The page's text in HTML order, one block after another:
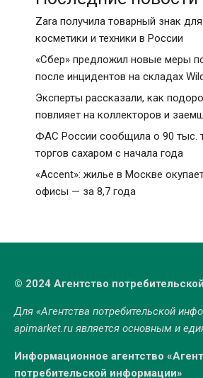
Zara получила товарный знак
косметики и техники в России
«Сбер» предложил новые меры
после инцидентов на складах
Эксперты рассказали, как
повлияет на коллекторов и
ФАС России сообщила о 90 тыс.
торгов сахаром с начала года
«Accent»: жилье в Москве
офисы — за 8,7 года
© 2024 Агентство
Для «Агентства потребительской
apimarket.ru является основным и
Информационное агентство
потребительской информации»